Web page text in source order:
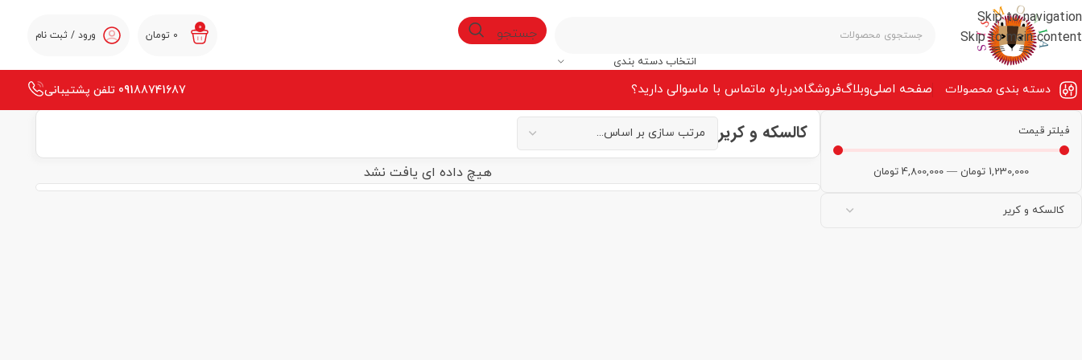
Skip to navigation
Skip to main content
انتخاب دسته بندی
جستجو 0
0 تومان ورود / ثبت نام
دسته بندی محصولات صفحه‌ اصلیوبلاگفروشگاهدرباره ماتماس با ماسوالی دارید؟ 09188741687 تلفن پشتیبانی
فیلتر قیمت
1,230,000 تومان —
4,800,000 تومان
کالسکه و کریر
هیچ داده ای یافت نشد